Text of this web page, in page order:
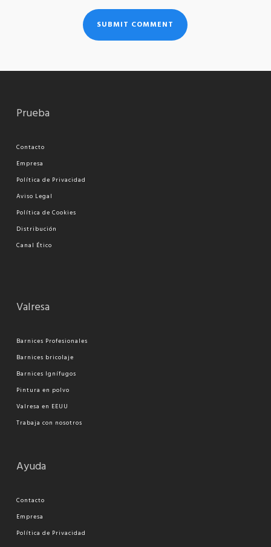
Prueba
Contacto
Empresa
Política de Privacidad
Aviso Legal
Política de Cookies
Distribución
Canal Ético
Valresa
Barnices Profesionales
Barnices bricolaje
Barnices Ignífugos
Pintura en polvo
Valresa en EEUU
Trabaja con nosotros
Ayuda
Contacto
Empresa
Política de Privacidad